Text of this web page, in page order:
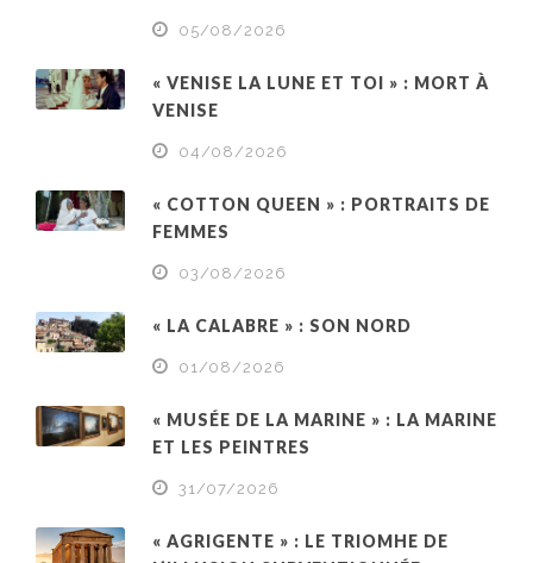
05/08/2026
« VENISE LA LUNE ET TOI » : MORT À
VENISE
04/08/2026
« COTTON QUEEN » : PORTRAITS DE
FEMMES
03/08/2026
« LA CALABRE » : SON NORD
01/08/2026
« MUSÉE DE LA MARINE » : LA MARINE
ET LES PEINTRES
31/07/2026
« AGRIGENTE » : LE TRIOMHE DE